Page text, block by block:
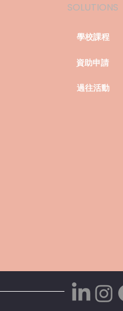
SOLUTIONS
學校課程
資助申請
過往活動